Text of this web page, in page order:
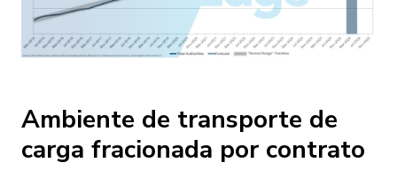
Ambiente de transporte de
carga fracionada por contrato